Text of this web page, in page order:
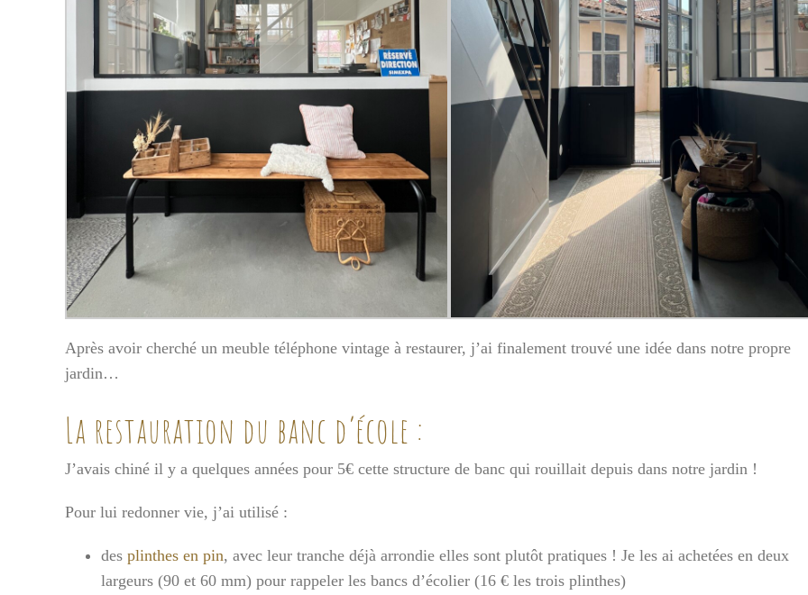
Après avoir cherché un meuble téléphone vintage à restaurer, j’ai finalement trouvé une idée dans notre propre
jardin…
La restauration du banc d’école :
J’avais chiné il y a quelques années pour 5€ cette structure de banc qui rouillait depuis dans notre jardin !
Pour lui redonner vie, j’ai utilisé :
des plinthes en pin, avec leur tranche déjà arrondie elles sont plutôt pratiques ! Je les ai achetées en deux
largeurs (90 et 60 mm) pour rappeler les bancs d’écolier (16 € les trois plinthes)